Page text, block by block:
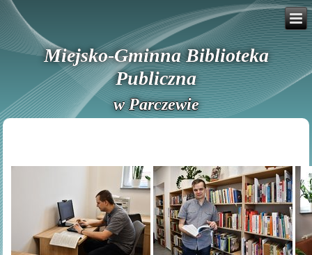
Miejsko-Gminna Biblioteka
Publiczna
w Parczewie